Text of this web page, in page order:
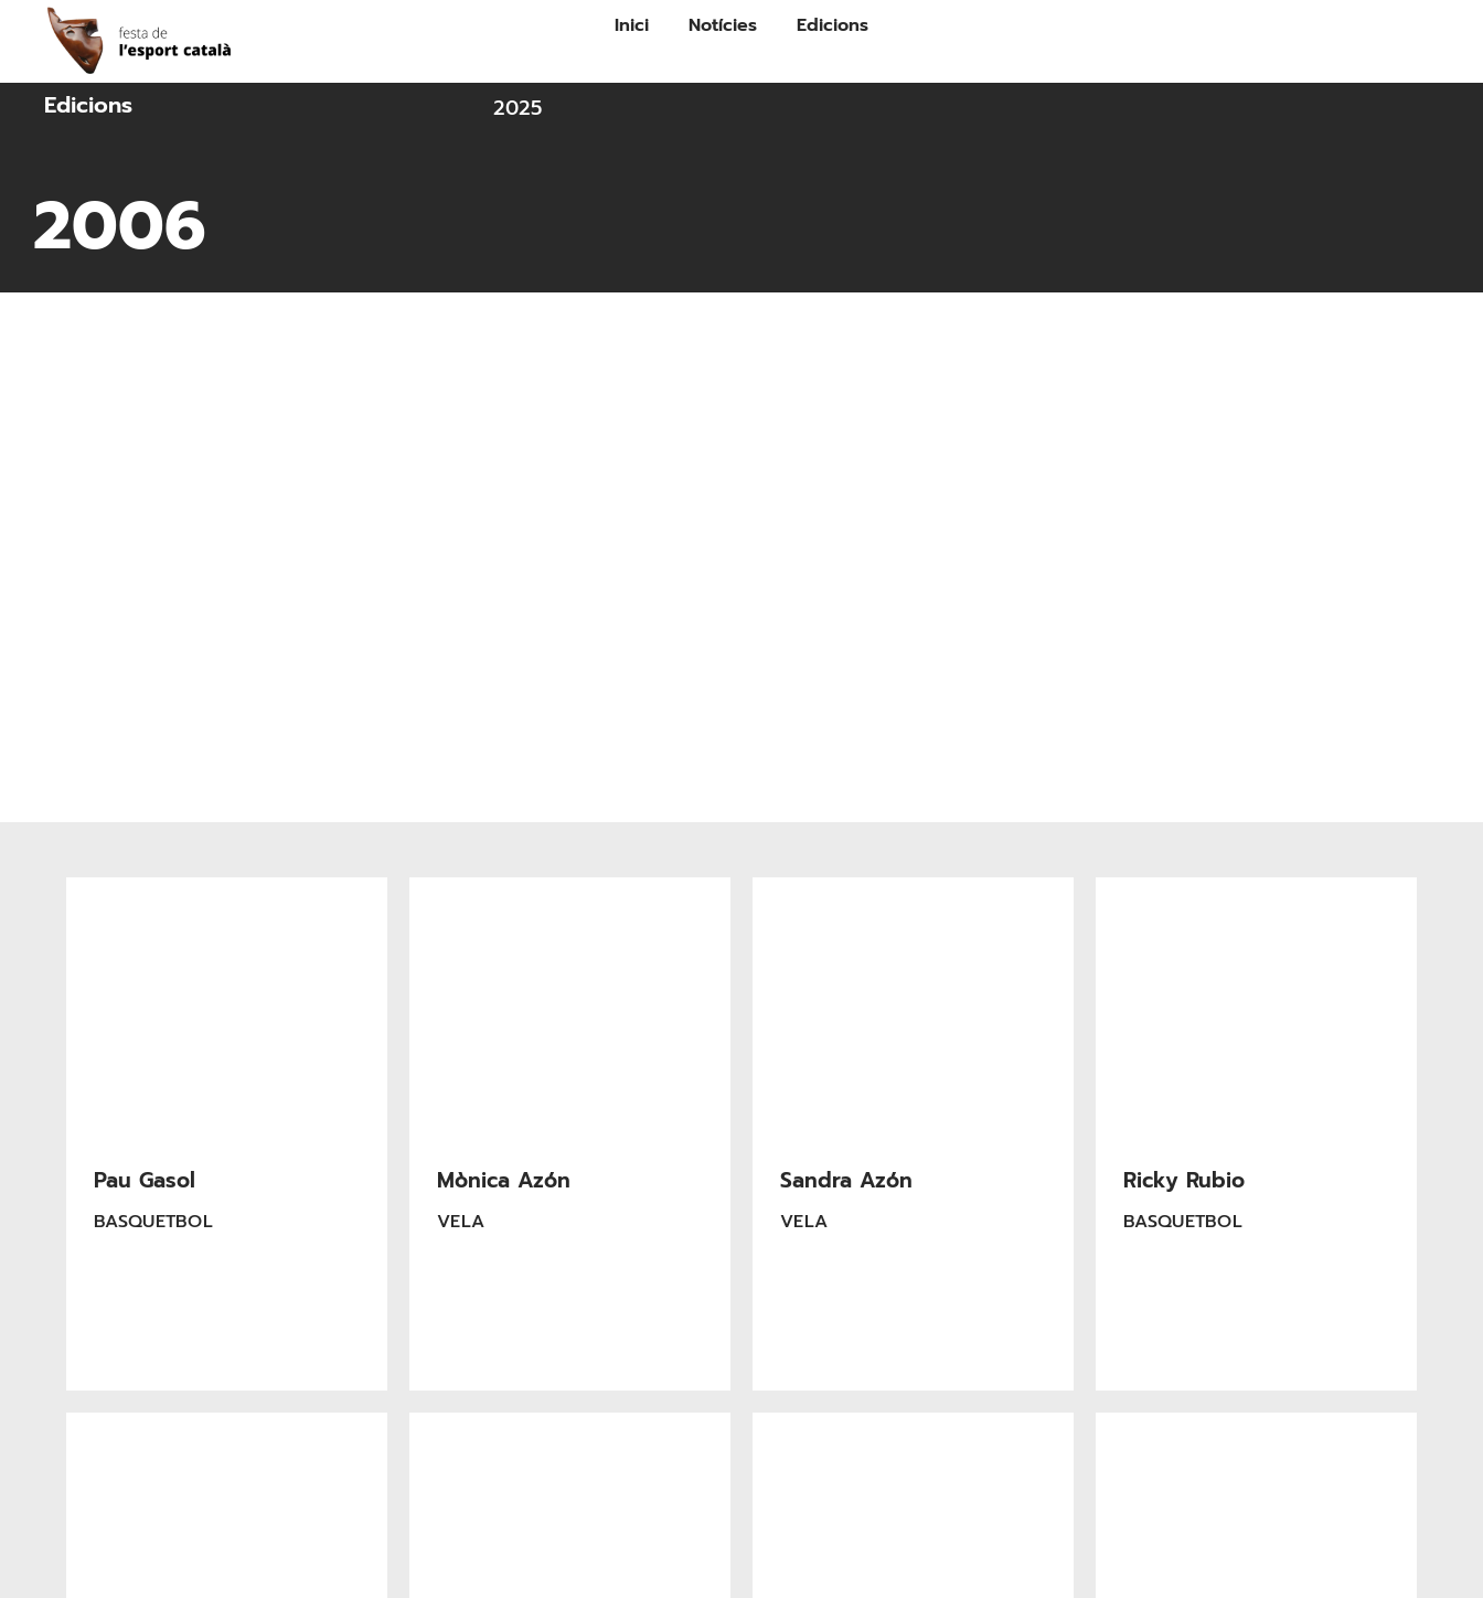
Inici Notícies Edicions
Edicions 2025
2006
Pau Gasol
BASQUETBOL
Mònica Azón
VELA
Sandra Azón
VELA
Ricky Rubio
BASQUETBOL